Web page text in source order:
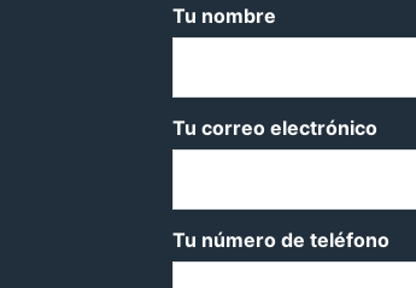
Tu nombre
Tu correo electrónico
Tu número de teléfono